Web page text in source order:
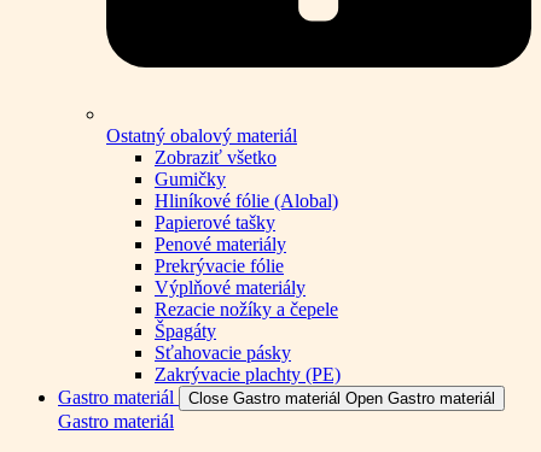
Ostatný obalový materiál
Zobraziť všetko
Gumičky
Hliníkové fólie (Alobal)
Papierové tašky
Penové materiály
Prekrývacie fólie
Výplňové materiály
Rezacie nožíky a čepele
Špagáty
Sťahovacie pásky
Zakrývacie plachty (PE)
Gastro materiál
Close Gastro materiál Open Gastro materiál
Gastro materiál